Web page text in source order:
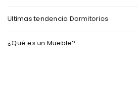
Ultimas tendencia Dormitorios
¿Qué es un Mueble?